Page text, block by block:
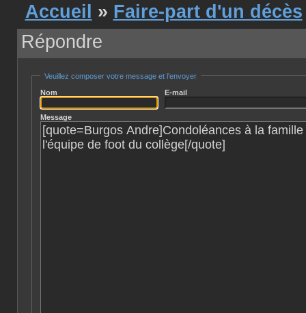
Accueil » Faire-part d'un décès
Répondre
Veuillez composer votre message et l'envoyer
Nom
E-mail
Message